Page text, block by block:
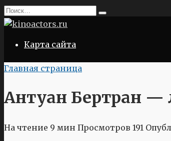
Перейти
к
Search
for:
Карта сайта
Главная страница
Антуан Бертран —
На чтение 9 мин Просмотров 191